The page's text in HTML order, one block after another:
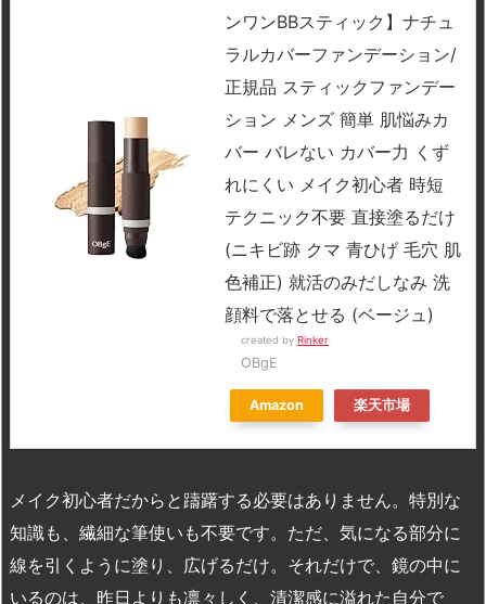
ンワンBBスティック】ナチュ
ラルカバーファンデーション/
正規品 スティックファンデー
ション メンズ 簡単 肌悩みカ
バー バレない カバー力 くず
れにくい メイク初心者 時短
テクニック不要 直接塗るだけ
(ニキビ跡 クマ 青ひげ 毛穴 肌
色補正) 就活のみだしなみ 洗
顔料で落とせる (ベージュ)
created by Rinker
OBgE
Amazon 楽天市場
メイク初心者だからと躊躇する必要はありません。特別な
知識も、繊細な筆使いも不要です。ただ、気になる部分に
線を引くように塗り、広げるだけ。それだけで、鏡の中に
いるのは、昨日よりも凛々しく、清潔感に溢れた自分で